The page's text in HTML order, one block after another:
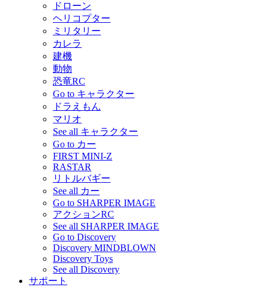
ドローン
ヘリコプター
ミリタリー
カレラ
建機
動物
恐竜RC
Go to キャラクター
ドラえもん
マリオ
See all キャラクター
Go to カー
FIRST MINI-Z
RASTAR
リトルバギー
See all カー
Go to SHARPER IMAGE
アクションRC
See all SHARPER IMAGE
Go to Discovery
Discovery MINDBLOWN
Discovery Toys
See all Discovery
サポート